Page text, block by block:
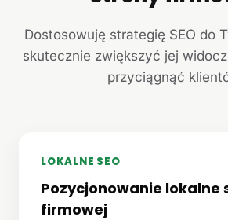
Dostosowuję strategię SEO do
skutecznie zwiększyć jej
przyciągnąć
LOKALNE SEO
Pozycjonowanie lokalne
firmowej